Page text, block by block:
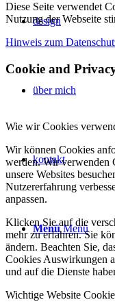
design
über mich
kontakt
Menü Menü
Diese Seite verwendet
Nutzung der Webseite
Hinweis zum
Cookie and
Wie wir Cookies
Wir können Cookies
werden. Wir verwenden
unsere Websites
Nutzererfahrung
anpassen.
Klicken Sie auf die
mehr zu erfahren. Sie
ändern. Beachten Sie,
Cookies Auswirkungen
und auf die Dienste
Wichtige Website